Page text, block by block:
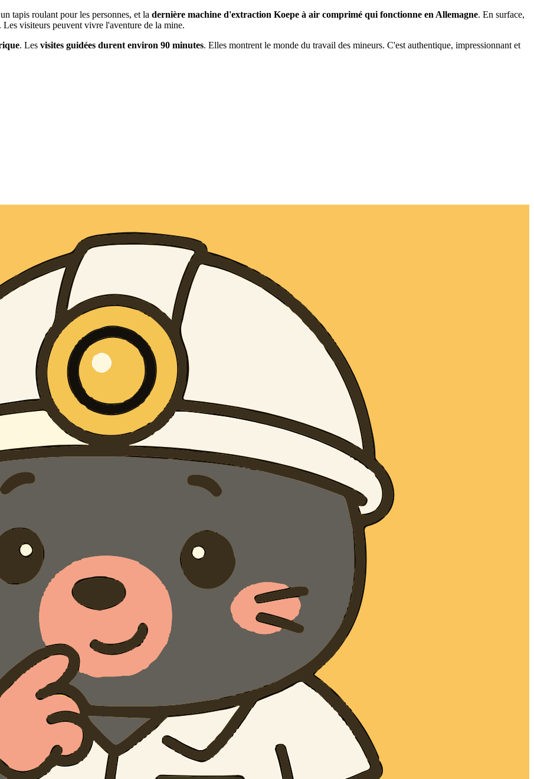
tapis roulant pour les personnes, et la dernière machine d'extraction Koepe à air comprimé qui fonctionne en Allemagne. En surface,
visiteurs peuvent vivre l'aventure de la mine.
. Les visites guidées durent environ 90 minutes. Elles montrent le monde du travail des mineurs. C'est authentique, impressionnant et